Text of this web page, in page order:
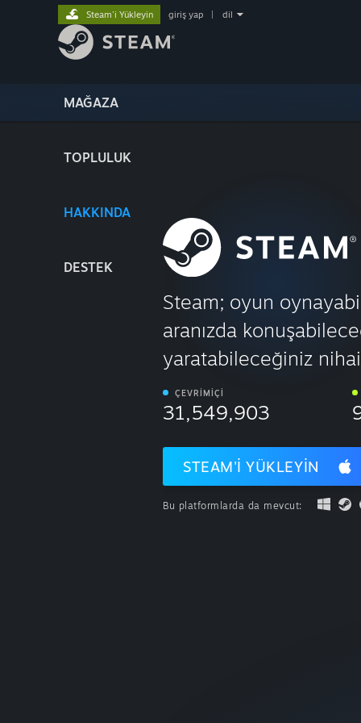
MAĞAZA
TOPLULUK
HAKKINDA
DESTEK
Steam'i Yükleyin giriş yap dil
Steam; oyun
aranızda
yaratabileceğiniz
ÇEVRIMIÇI
31,549,903
STEAM'I YÜKLEYIN
Bu platformlarda da mevcut: